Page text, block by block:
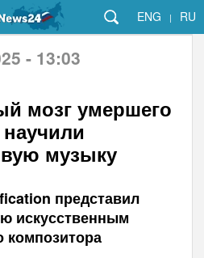
ENG | RU
- 13:03
мозг умершего
музыку
представил
искусственным
композитора